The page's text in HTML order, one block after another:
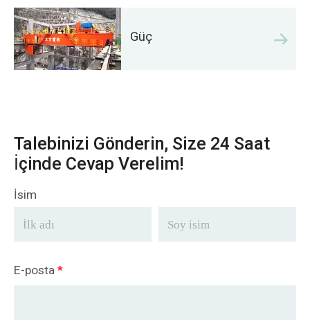
Güç
Talebinizi Gönderin, Size 24 Saat
İçinde Cevap Verelim!
İsim
E-posta*